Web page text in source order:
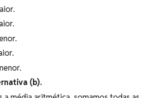
(b).